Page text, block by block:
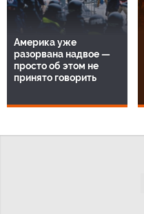
Америка уже
разорвана надвое —
просто об этом не
принято говорить